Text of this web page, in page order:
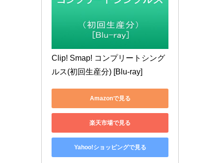
Clip! Smap! コンプリートシング
ルス(初回生産分) [Blu-ray]
Amazonで見る
楽天市場で見る
Yahoo!ショッピングで見る